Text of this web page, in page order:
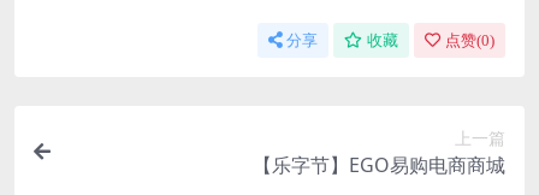
分享 收藏 点赞(0)
上一篇
【乐字节】EGO易购电商商城